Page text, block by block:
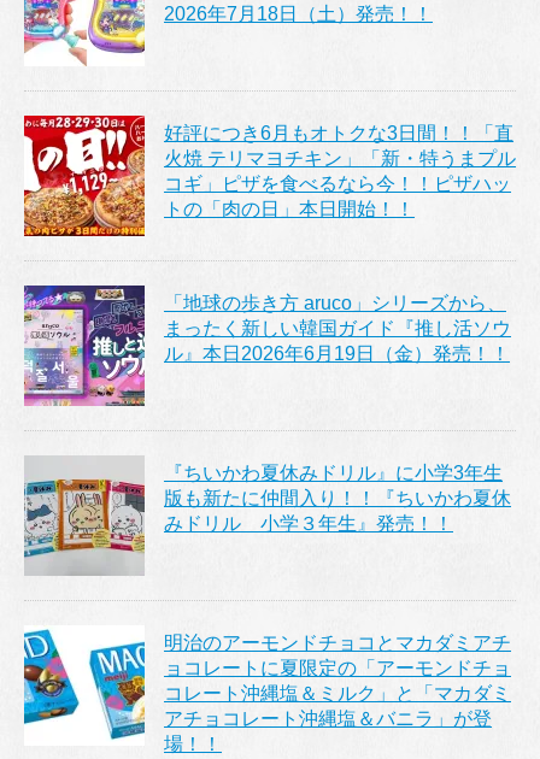
2026年7月18日（土）発売！！
好評につき6月もオトクな3日間！！「直
火焼 テリマヨチキン」「新・特うまプル
コギ」ピザを食べるなら今！！ピザハッ
トの「肉の日」本日開始！！
「地球の歩き方 aruco」シリーズから、
まったく新しい韓国ガイド『推し活ソウ
ル』本日2026年6月19日（金）発売！！
『ちいかわ夏休みドリル』に小学3年生
版も新たに仲間入り！！『ちいかわ夏休
みドリル 小学３年生』発売！！
明治のアーモンドチョコとマカダミアチ
ョコレートに夏限定の「アーモンドチョ
コレート沖縄塩＆ミルク」と「マカダミ
アチョコレート沖縄塩＆バニラ」が登
場！！